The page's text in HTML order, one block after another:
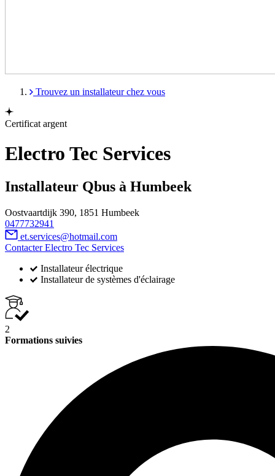
Trouvez un installateur chez vous
Certificat argent
Electro Tec Services
Installateur Qbus à Humbeek
Oostvaartdijk 390, 1851 Humbeek
0477732941
et.services@hotmail.com
Contacter Electro Tec Services
Installateur électrique
Installateur de systèmes d'éclairage
2
Formations suivies